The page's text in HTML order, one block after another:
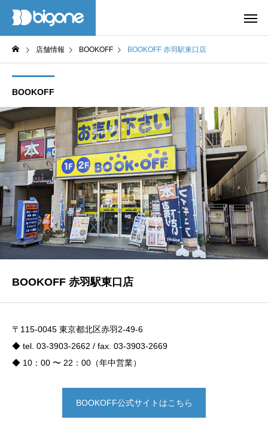
店舗情報 BOOKOFF BOOKOFF 赤羽駅東口店
BOOKOFF
BOOKOFF 赤羽駅東口店
〒115-0045 東京都北区赤羽2-49-6
◆ tel. 03-3903-2662 / fax. 03-3903-2669
◆ 10：00 〜 22：00（年中営業）
BOOKOFF公式サイトはこちら